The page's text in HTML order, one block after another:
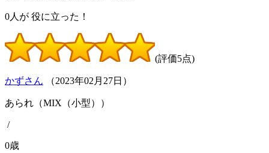
0人が 役に立った！
(評価5点)
かずさん （2023年02 月 27日）
あられ（MIX（小型））
/
0歳